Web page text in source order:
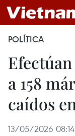
POLÍTICA
a 158
caídos
13/05/2026 08:14